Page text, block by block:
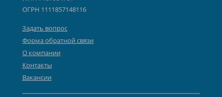
ОГРН 1111857148116
Задать вопрос
Форма обратной связи
О компании
Контакты
Вакансии